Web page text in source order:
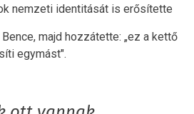
nemzeti identitását is erősítette
majd hozzátette: „ez a kettő
egymást".